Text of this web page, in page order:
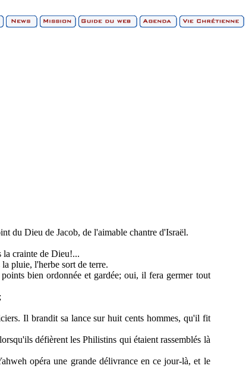
du Dieu de Jacob, de l'aimable chantre d'Israël.
la crainte de Dieu!...
pluie, l'herbe sort de terre.
bien ordonnée et gardée; oui, il fera germer tout
Il brandit sa lance sur huit cents hommes, qu'il fit
défièrent les Philistins qui étaient rassemblés là
opéra une grande délivrance en ce jour-là, et le